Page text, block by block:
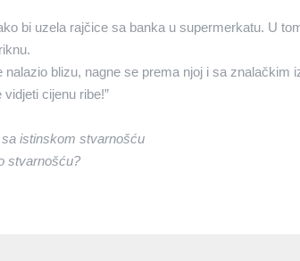
bi uzela rajčice sa banka u supermerkatu. U
blizu, nagne se prema njoj i sa znalačkim
cijenu ribe!”
istinskom stvarnošću
stvarnošću?